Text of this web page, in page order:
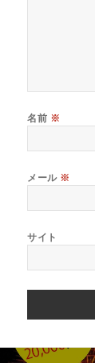
名前 ※
メール ※
サイト